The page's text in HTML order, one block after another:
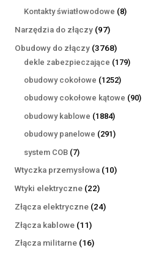
produktów
Kontakty światłowodowe 88
Narzędzia do złączy 9797
produktów
Obudowy do złączy 37683768
produktów
dekle zabezpieczające 179179
obudowy cokołowe 12521252
produkty
obudowy cokołowe kątowe 9090
obudowy kablowe 18841884
produkty
obudowy panelowe 291291
system COB 77
produktów
Wtyczka przemysłowa 1010
Wtyki elektryczne 2222
produkty
Złącza elektryczne 2424
Złącza kablowe 1111
produktów
Złącza militarne 1616